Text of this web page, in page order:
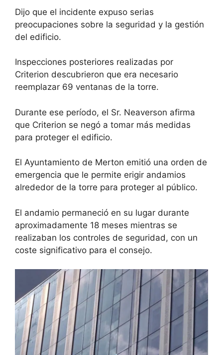
Dijo que el incidente expuso serias
preocupaciones sobre la seguridad y la gestión
del edificio.
Inspecciones posteriores realizadas por
Criterion descubrieron que era necesario
reemplazar 69 ventanas de la torre.
Durante ese período, el Sr. Neaverson afirma
que Criterion se negó a tomar más medidas
para proteger el edificio.
El Ayuntamiento de Merton emitió una orden de
emergencia que le permite erigir andamios
alrededor de la torre para proteger al público.
El andamio permaneció en su lugar durante
aproximadamente 18 meses mientras se
realizaban los controles de seguridad, con un
coste significativo para el consejo.